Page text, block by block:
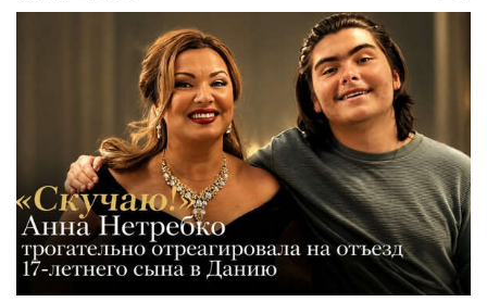
Певец Александр Розенбаум назвал
Любовь Орлову настоящей звездой
СЛЕПАКОВ Рок